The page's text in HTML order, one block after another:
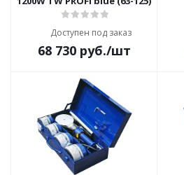
Доступен под заказ
68 730руб./шт